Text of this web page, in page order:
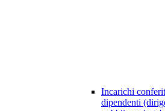
Incarichi
dipendenti